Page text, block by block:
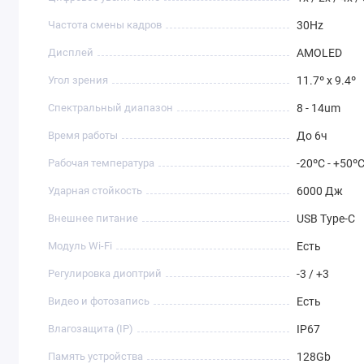
Частота смены кадров 30Hz
Дисплей AMOLED
Угол зрения 11.7º x 9.4º
Спектральный диапазон 8 - 14um
Время работы До 6ч
Рабочая температура -20ºC - +50ºC
Ударная стойкость 6000 Дж
Внешнее питание USB Type-C
Модуль Wi-Fi Есть
Регулировка диоптрий -3 / +3
Видео и фотозапись Есть
Влагозащита (IP) IP67
Память устройства 128Gb